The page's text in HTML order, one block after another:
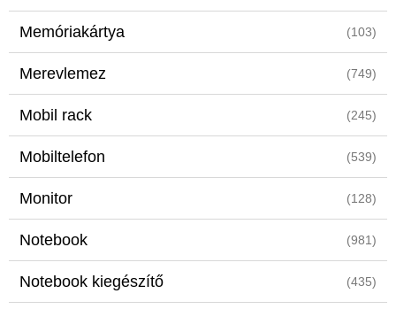
Memóriakártya (103)
Merevlemez (749)
Mobil rack (245)
Mobiltelefon (539)
Monitor (128)
Notebook (981)
Notebook kiegészítő (435)